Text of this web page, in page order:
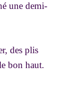
une demi-
des plis
bon haut.